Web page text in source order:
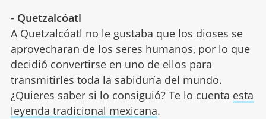
- Quetzalcóatl
A Quetzalcóatl no le gustaba que los dioses se
aprovecharan de los seres humanos, por lo que
decidió convertirse en uno de ellos para
transmitirles toda la sabiduría del mundo.
¿Quieres saber si lo consiguió? Te lo cuenta esta
leyenda tradicional mexicana.